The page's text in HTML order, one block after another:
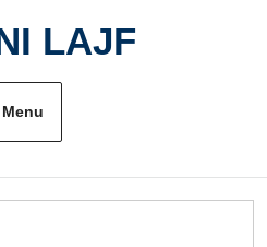
LAJF
Menu